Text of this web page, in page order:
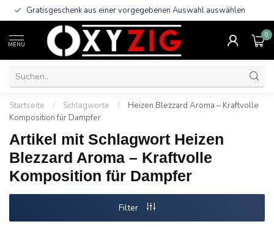
Gratisgeschenk aus einer vorgegebenen Auswahl auswählen
MENU
0
Startseite / Schlagworte /
Heizen Blezzard Aroma – Kraftvolle
Komposition für Dampfer
Artikel mit Schlagwort Heizen
Blezzard Aroma – Kraftvolle
Komposition für Dampfer
Filter